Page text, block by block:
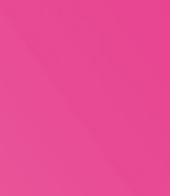
MASCHINENFÜHRER:IN
UND
Frischkäse AG, ist ein Ostschweizer
mit rund 400 Mitarbeitenden. Sie
Mozzarella,...